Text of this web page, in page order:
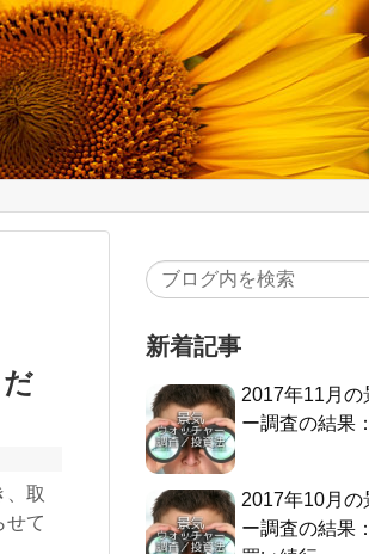
、取
せて
新着記事
2017年11月の
ー調査の結果
2017年10月の
ー調査の結果